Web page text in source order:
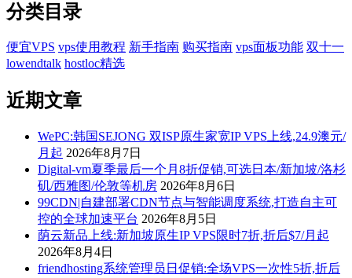
分类目录
便宜VPS vps使用教程 新手指南 购买指南 vps面板功能 双十一
lowendtalk hostloc精选
近期文章
WePC:韩国SEJONG 双ISP原生家宽IP VPS上线,24.9澳元/
月起 2026年8月7日
Digital-vm夏季最后一个月8折促销,可选日本/新加坡/洛杉
矶/西雅图/伦敦等机房 2026年8月6日
99CDN|自建部署CDN节点与智能调度系统,打造自主可
控的全球加速平台 2026年8月5日
荫云新品上线:新加坡原生IP VPS限时7折,折后$7/月起
2026年8月4日
friendhosting系统管理员日促销:全场VPS一次性5折,折后